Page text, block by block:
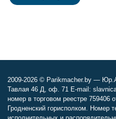
2009-2026 © Parikmacher.by —
Тавлая 46 Д, оф. 71 E-mail:
номер в торговом реестре 759406
Гродненский горисполком. Номер